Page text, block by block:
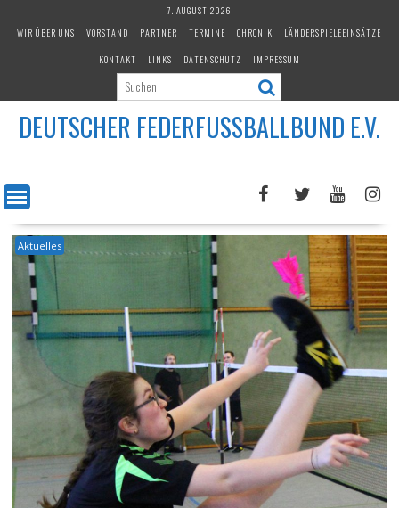
7. AUGUST 2026
WIR ÜBER UNS
VORSTAND PARTNER TERMINE CHRONIK
LÄNDERSPIELEEINSÄTZE
KONTAKT
LINKS DATENSCHUTZ IMPRESSUM
DEUTSCHER FEDERFUSSBALLBUND E.V.
Aktuelles